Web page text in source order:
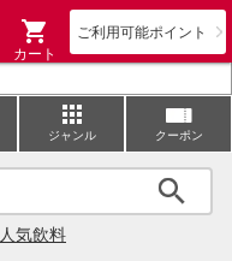
ご利用可能ポイント
カート
ジャンル クーポン
人気飲料